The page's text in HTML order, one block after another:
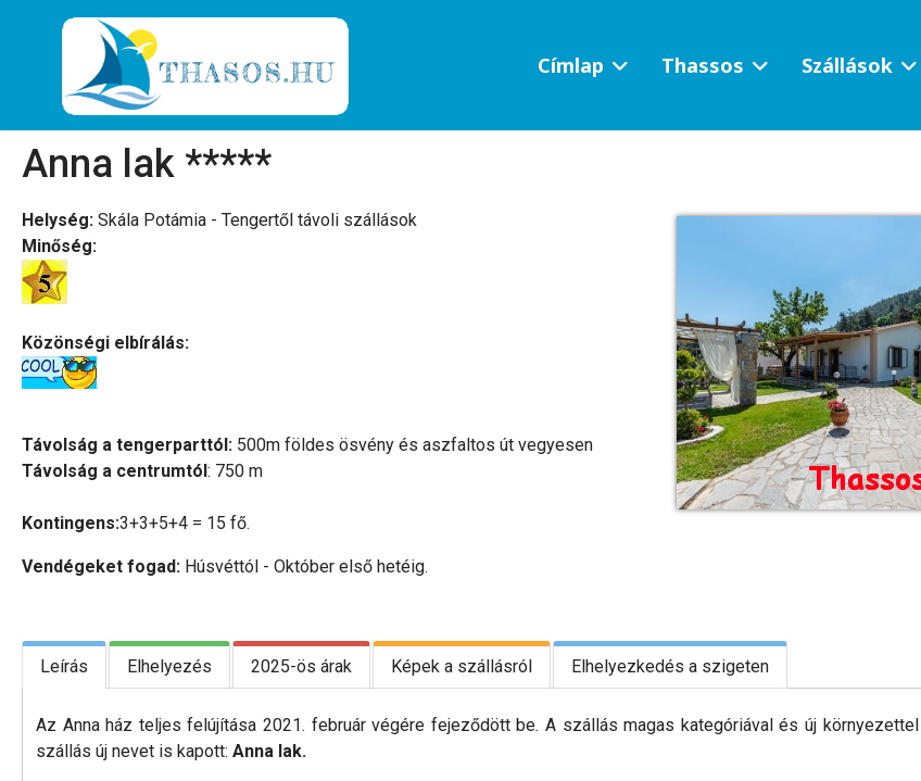
Címlap Thassos Szállások
Anna lak *****
Helység: Skála Potámia - Tengertől távoli szállások
Minőség:
Közönségi elbírálás:
Távolság a tengerparttól: 500m földes ösvény és aszfaltos út vegyesen
Távolság a centrumtól: 750 m
Kontingens:3+3+5+4 = 15 fő.
Vendégeket fogad: Húsvéttól - Október első hetéig.
Leírás Elhelyezés 2025-ös árak Képek a szállásról Elhelyezkedés a szigeten
Az Anna ház teljes felújítása 2021. február végére fejeződött be. A szállás magas kategóriával és új
szállás új nevet is kapott: Anna lak.